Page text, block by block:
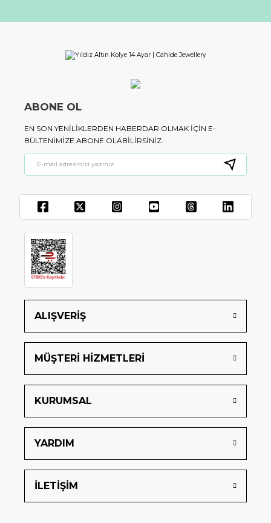
ALIŞVERİŞ
MÜŞTERİ HİZMETLERİ
KURUMSAL
YARDIM
İLETİŞİM
ABONE OL
EN SON YENILIKLERDEN HABERDAR OLMAK IÇIN E-
BÜLTENIMIZE ABONE OLABILIRSINIZ.